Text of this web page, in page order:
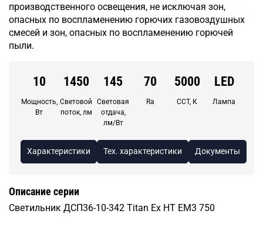
производственного освещения, не исключая зон,
опасных по воспламенению горючих газовоздушных
смесей и зон, опасных по воспламенению горючей
пыли.
10
Мощность,
Вт
1450
Световой
поток, лм
145
Световая
отдача,
лм/Вт
70
Ra
5000
CCT, К
LED
Лампа
Характеристики Тех. характеристики Документы
Описание серии
Светильник ДСП36-10-342 Titan Ех HT EM3 750